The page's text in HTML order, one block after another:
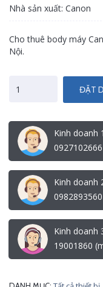
Nhà sản xuất: Canon
Cho thuê body máy
Nội.
ĐẶT
Kinh doanh 1
0927102666
Kinh doanh
0982893560
Kinh doanh
19001860